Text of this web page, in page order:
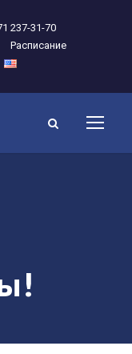
237-31-70
Расписание